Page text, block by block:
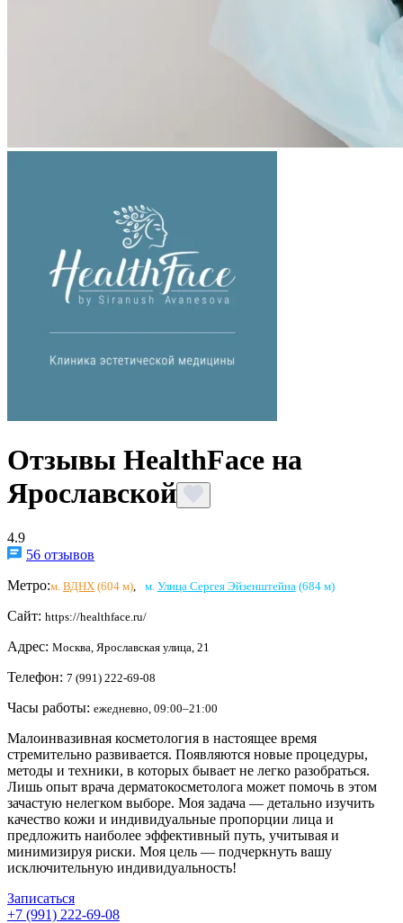
Отзывы HealthFace на
Ярославской
4.9
56 отзывов
Метро:м. ВДНХ (604 м) м. Улица Сергея Эйзенштейна (684 м)
Сайт: https://healthface.ru/
Адрес: Москва, Ярославская улица, 21
Телефон: 7 (991) 222-69-08
Часы работы: ежедневно, 09:00–21:00
Малоинвазивная косметология в настоящее время
стремительно развивается. Появляются новые процедуры,
методы и техники, в которых бывает не легко разобраться.
Лишь опыт врача дерматокосметолога может помочь в этом
зачастую нелегком выборе. Моя задача — детально изучить
качество кожи и индивидуальные пропорции лица и
предложить наиболее эффективный путь, учитывая и
минимизируя риски. Моя цель — подчеркнуть вашу
исключительную индивидуальность!
Записаться
+7 (991) 222-69-08